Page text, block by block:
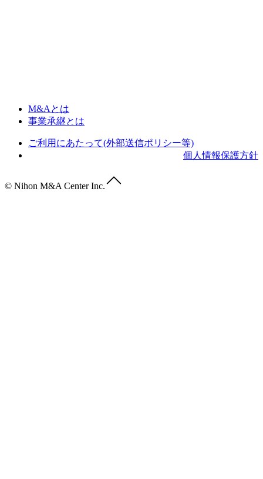
M&Aとは
事業承継とは
ご利用にあたって(外部送信ポリシー等)
個人情報保護方針
© Nihon M&A Center Inc.